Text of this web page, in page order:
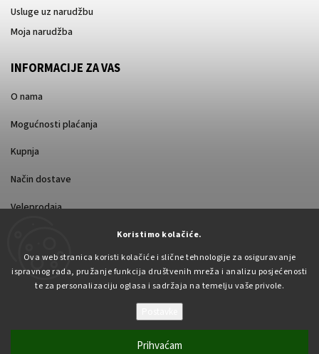
Koristimo kolačiće.
Ova web stranica koristi kolačiće i slične tehnologije za osiguravanje
ispravnog rada, pružanje funkcija društvenih mreža i analizu posjećenosti
te za personalizaciju oglasa i sadržaja na temelju vaše privole.
Prihvaćam
Usluge uz narudžbu
Moja narudžba
INFORMACIJE ZA VAS
O nama
Mogućnosti plaćanja
Kupnja
Način dostave
Veleprodaja
Autorsko pravo 2026Pabex.hr. Sva prava pridržana.
Uredi postavke kolačića